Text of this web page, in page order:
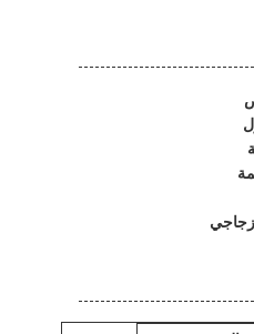
زجاجي